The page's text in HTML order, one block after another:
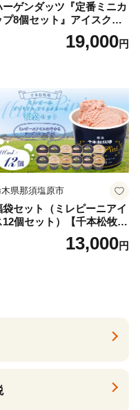
ーゲンダッツ『定番ミニカ
プ8個セット』アイスクリ
ム アイス スイーツ デザー
19,000円
県那須塩原市
袋セット（ミレピーニアイ
12個セット）【千本松牧
】 ns025-014-12 【デザー
詰め合わせ ギフト】
13,000円